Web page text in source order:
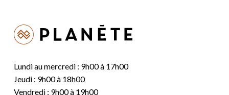
Lundi au mercredi : 9h00 à 17h00
Jeudi : 9h00 à 18h00
Vendredi : 9h00 à 19h00